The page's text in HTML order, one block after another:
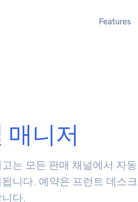
Features
매니저
는 모든 판매 채널에서 자
니다. 예약은 프런트 데스
다.